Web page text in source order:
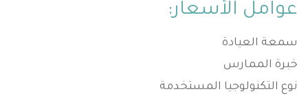
عوامل الأسعار:
سمعة العيادة
خبرة الممارس
نوع التكنولوجيا المستخدمة